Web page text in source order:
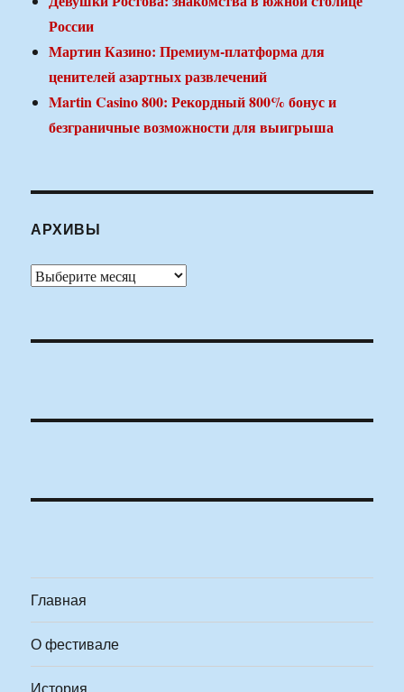
России
Мартин Казино: Премиум-платформа для
ценителей азартных развлечений
Martin Casino 800: Рекордный 800% бонус и
безграничные возможности для выигрыша
АРХИВЫ
Архивы
Главная
О фестивале